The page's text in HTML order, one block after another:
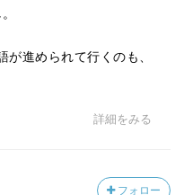
進められて行くのも、
詳細をみる
フォロー